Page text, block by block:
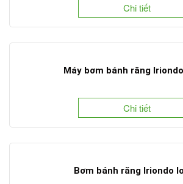
Chi tiết
Máy bơm bánh răng
Chi tiết
Bơm bánh răng Iriondo